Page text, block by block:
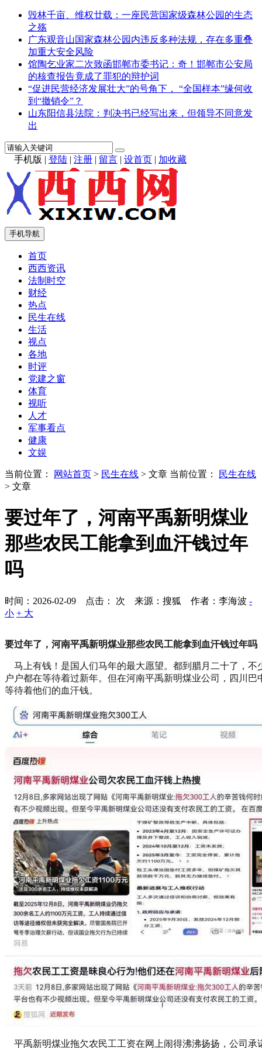
毁林千亩、维权廿载：一座民营国家级森林公园的生态
之殇
广东观音山国家森林公园内违反多种法规，存在多重叠
加重大安全风险
馆陶乞业家二次致函邯郸市委书记：奇！邯郸市公安局
的核查报告竟成了罪犯的辩护词
“促进民营经济发展壮大”的号角下， “全国样本”缘何收
到“撤销令”？
山东阳信县法院：判决书已经写出来，但领导不同意发
出
手机版 | 登陆 | 注册 | 留言 | 设首页 | 加收藏
手机导航
首页
西西资讯
法制时空
财经
热点
民生在线
生活
视点
各地
时评
党建之窗
体育
视听
人才
军事看点
健康
文娱
当前位置： 网站首页 > 民生在线 > 文章 当前位置：
民生在线
> 文章
要过年了，河南平禹新明煤业
那些农民工能拿到血汗钱过年
吗
时间：2026-02-09 点击： 次 来源：搜狐 作者：李海波 -
小 + 大
要过年了，河南平禹新明煤业那些农民工能拿到血汗钱过年吗
马上有钱！是国人们马年的最大愿望。都到腊月二十了，不
户户都在等待着过新年。但在河南平禹新明煤业公司，四川
等待着他们的血汗钱。
平禹新明煤业拖欠农民工工资在网上闹得沸沸扬扬，公司承